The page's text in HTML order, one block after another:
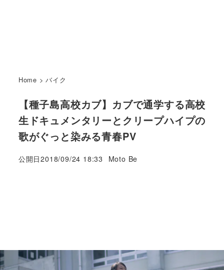
Home >バイク
【種子島高校カブ】カブで通学する高校
生ドキュメンタリーとクリープハイプの
歌がぐっと染みる青春PV
公開日2018/09/24 18:33
著
Moto Be